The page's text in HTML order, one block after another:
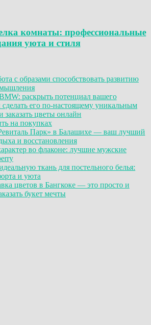
комнаты: профессиональные
уюта и стиля
с образами способствовать развитию
мышления
раскрыть потенциал вашего
сделать его по-настоящему уникальным
заказать цветы онлайн
на покупках
Парк» в Балашихе — ваш лучший
и восстановления
во флаконе: лучшие мужские
ткань для постельного белья:
и уюта
цветов в Бангкоке — это просто и
букет мечты